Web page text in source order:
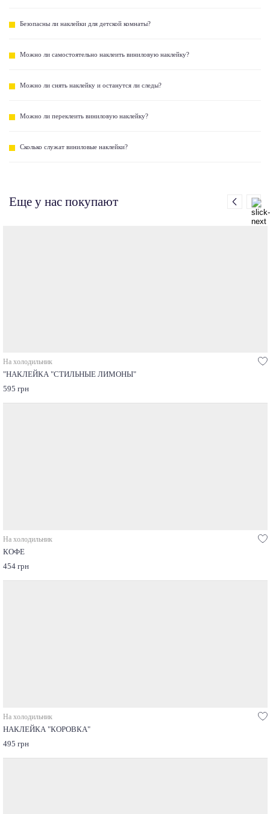
Безопасны ли наклейки для детской комнаты?
Можно ли самостоятельно наклеить виниловую наклейку?
Можно ли снять наклейку и останутся ли следы?
Можно ли переклеить виниловую наклейку?
Сколько служат виниловые наклейки?
Еще у нас покупают
На холодильник
"НАКЛЕЙКА "СТИЛЬНЫЕ ЛИМОНЫ"
595 грн
На холодильник
КОФЕ
454 грн
На холодильник
НАКЛЕЙКА "КОРОВКА"
495 грн